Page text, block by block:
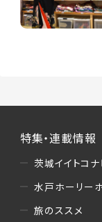
特集・連載情報
茨城イイトコナ
水戸ホーリー
旅のススメ